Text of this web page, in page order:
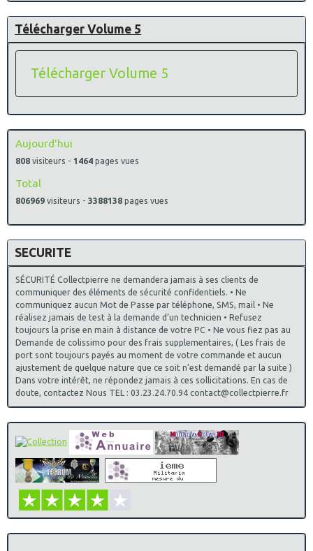
Télécharger Volume 5
Télécharger Volume 5
Aujourd'hui
808 visiteurs - 1464 pages vues
Total
806969 visiteurs - 3388138 pages vues
SECURITE
SÉCURITÉ Collectpierre ne demandera jamais à ses clients de
communiquer des éléments de sécurité confidentiels. • Ne
communiquez aucun Mot de Passe par téléphone, SMS, mail • Ne
réalisez jamais de test à la demande d’un technicien • Refusez
toujours la prise en main à distance de votre PC • Ne vous fiez pas au
Demande de colissimo pour des frais supplementaires, ( Les frais de
port sont toujours payés au moment de votre commande et aucun
ajustement de quelque nature que ce soit n'est demandé par la suite )
Dans votre intérêt, ne répondez jamais à ces sollicitations. En cas de
doute, contactez Nous TEL : 03.23.24.70.94 contact@collectpierre.fr